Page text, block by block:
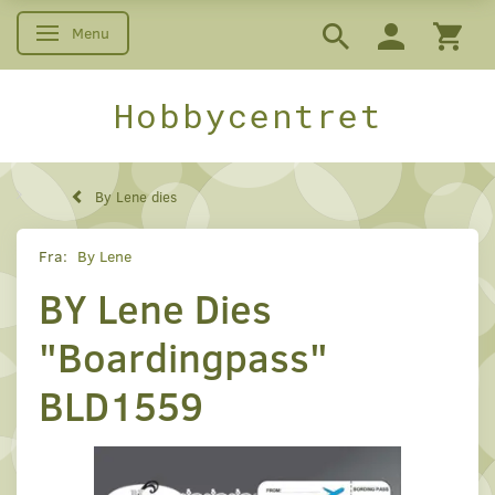
Skifte navigation
Menu
Hobbycentret
By Lene dies
Fra: By Lene
BY Lene Dies
"Boardingpass"
BLD1559